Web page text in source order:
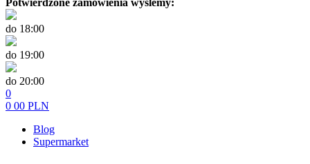
Potwierdzone zamówienia wyślemy:
do 18:00
do 19:00
do 20:00
0
0 00 PLN
Blog
Supermarket